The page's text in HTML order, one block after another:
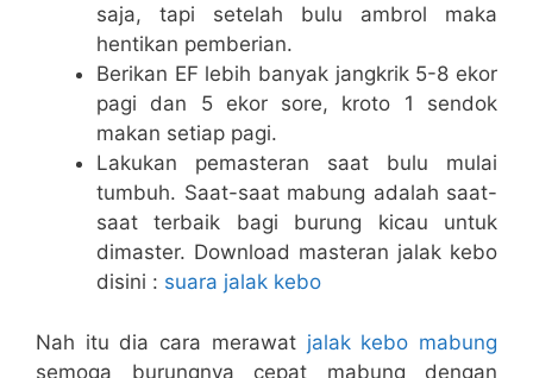
saja, tapi setelah bulu ambrol maka
hentikan pemberian.
Berikan EF lebih banyak jangkrik 5-8 ekor
pagi dan 5 ekor sore, kroto 1 sendok
makan setiap pagi.
Lakukan pemasteran saat bulu mulai
tumbuh. Saat-saat mabung adalah saat-
saat terbaik bagi burung kicau untuk
dimaster. Download masteran jalak kebo
disini : suara jalak kebo
Nah itu dia cara merawat jalak kebo mabung
semoga burungnya cepat mabung dengan